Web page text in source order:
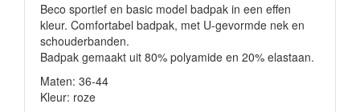
Beco sportief en basic model badpak in een effen
kleur. Comfortabel badpak, met U-gevormde nek en
schouderbanden.
Badpak gemaakt uit 80% polyamide en 20% elastaan.
Maten: 36-44
Kleur: roze